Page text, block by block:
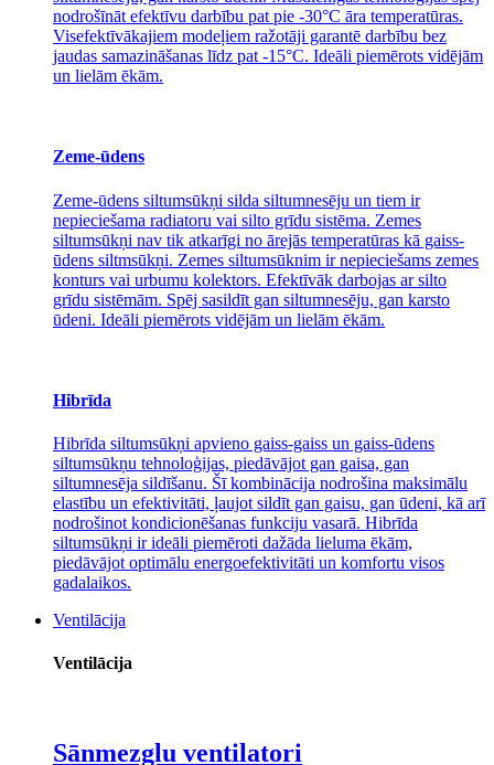
nodrošīnāt efektīvu darbību pat pie -30°C āra temperatūras.
Visefektīvākajiem modeļiem ražotāji garantē darbību bez
jaudas samazināšanas līdz pat -15°C. Ideāli piemērots vidējām
un lielām ēkām.
Zeme-ūdens
Zeme-ūdens siltumsūkņi silda siltumnesēju un tiem ir
nepieciešama radiatoru vai silto grīdu sistēma. Zemes
siltumsūkņi nav tik atkarīgi no ārejās temperatūras kā gaiss-
ūdens siltmsūkņi. Zemes siltumsūknim ir nepieciešams zemes
konturs vai urbumu kolektors. Efektīvāk darbojas ar silto
grīdu sistēmām. Spēj sasildīt gan siltumnesēju, gan karsto
ūdeni. Ideāli piemērots vidējām un lielām ēkām.
Hibrīda
Hibrīda siltumsūkņi apvieno gaiss-gaiss un gaiss-ūdens
siltumsūkņu tehnoloģijas, piedāvājot gan gaisa, gan
siltumnesēja sildīšanu. Šī kombinācija nodrošina maksimālu
elastību un efektivitāti, ļaujot sildīt gan gaisu, gan ūdeni, kā arī
nodrošinot kondicionēšanas funkciju vasarā. Hibrīda
siltumsūkņi ir ideāli piemēroti dažāda lieluma ēkām,
piedāvājot optimālu energoefektivitāti un komfortu visos
gadalaikos.
Ventilācija
Ventilācija
Sānmezglu ventilatori